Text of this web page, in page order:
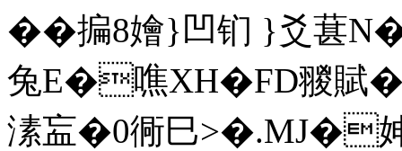
��揙8嬒}凹钔 }爻葚
兔E�噍XH�FD翪賦
溸衁�0衕巳>�.MJ�